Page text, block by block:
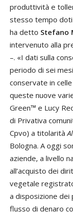
produttività e
stesso tempo
ha detto Stefano
intervenuto alla
–. «I dati sulla
periodo di sei
conservate in
queste nuove
Green™ e Lucy
di Privativa
Cpvo) a titolarità
Bologna. A oggi
aziende, a livello
all’acquisto dei
vegetale
a disposizione
flusso di denaro